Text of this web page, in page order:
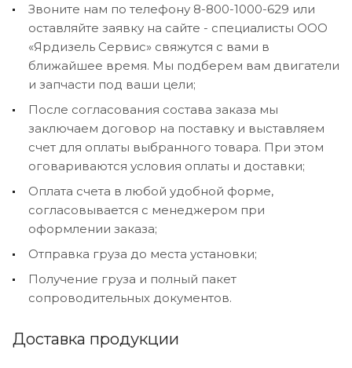
Звоните нам по телефону 8-800-1000-629 или
оставляйте заявку на сайте - специалисты ООО
«Ярдизель Сервис» свяжутся с вами в
ближайшее время. Мы подберем вам двигатели
и запчасти под ваши цели;
После согласования состава заказа мы
заключаем договор на поставку и выставляем
счет для оплаты выбранного товара. При этом
оговариваются условия оплаты и доставки;
Оплата счета в любой удобной форме,
согласовывается с менеджером при
оформлении заказа;
Отправка груза до места установки;
Получение груза и полный пакет
сопроводительных документов.
Доставка продукции